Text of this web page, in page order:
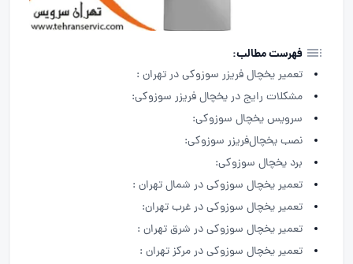
فهرست مطالب:
تعمیر یخچال فریزر سوزوکی در تهران :
مشکلات رایج در یخچال فریزر سوزوکی:
سرویس یخچال سوزوکی:
نصب یخچال‌فریزر سوزوکی:
برد یخچال سوزوکی:
تعمیر یخچال سوزوکی در شمال تهران :
تعمیر یخچال سوزوکی در غرب تهران:
تعمیر یخچال سوزوکی در شرق تهران :
تعمیر یخچال سوزوکی در مرکز تهران :